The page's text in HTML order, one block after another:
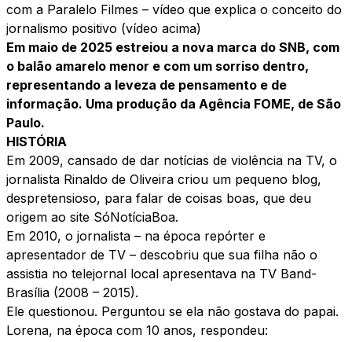
com a Paralelo Filmes – vídeo que explica o conceito do
jornalismo positivo (vídeo acima)
Em maio de 2025 estreiou a nova marca do SNB, com
o balão amarelo menor e com um sorriso dentro,
representando a leveza de pensamento e de
informação. Uma produção da Agência FOME, de São
Paulo.
HISTÓRIA
Em 2009, cansado de dar notícias de violência na TV, o
jornalista Rinaldo de Oliveira criou um pequeno blog,
despretensioso, para falar de coisas boas, que deu
origem ao site SóNotíciaBoa.
Em 2010, o jornalista – na época repórter e
apresentador de TV – descobriu que sua filha não o
assistia no telejornal local apresentava na TV Band-
Brasília (2008 – 2015).
Ele questionou. Perguntou se ela não gostava do papai.
Lorena, na época com 10 anos, respondeu: